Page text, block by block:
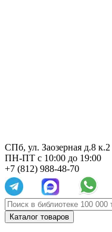
СПб, ул. Заозерная д.8 к.2
ПН-ПТ с 10:00 до 19:00
+7 (812) 988-48-70
Каталог товаров